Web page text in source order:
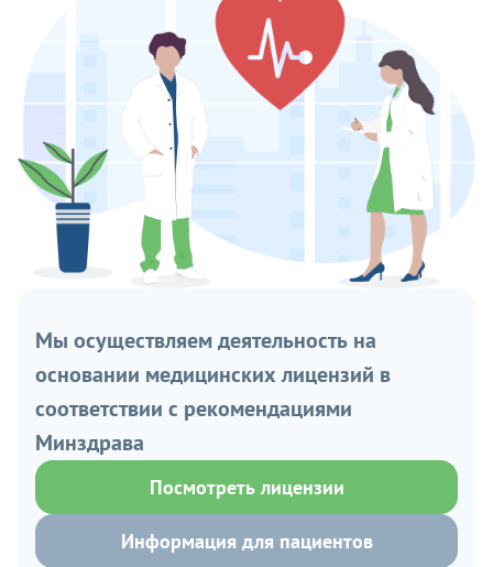
Мы осуществляем деятельность на
основании медицинских лицензий в
соответствии с рекомендациями
Минздрава
Посмотреть лицензии
Информация для пациентов